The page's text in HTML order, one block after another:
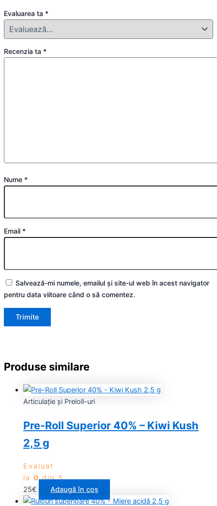
Evaluarea ta *
Recenzia ta *
Nume *
Email *
Salvează-mi numele, emailul și site-ul web în acest navigator
pentru data viitoare când o să comentez.
Produse similare
Articulație și Preloll-uri
Pre-Roll Superior 40% – Kiwi Kush
2,5 g
Evaluat
la 0din 5
25€ Adaugă în coș